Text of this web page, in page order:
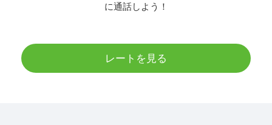
に通話しよう！
レートを見る